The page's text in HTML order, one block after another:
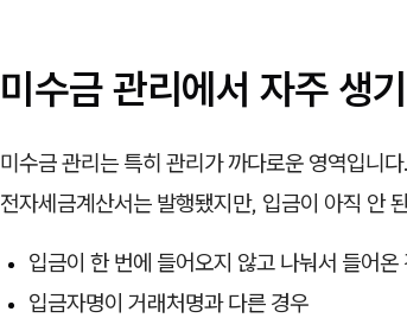
미수금 관리에서 자주 생
미수금 관리는 특히 관리가 까다로운 영역입니다.
전자세금계산서는 발행됐지만, 입금이 아직 안
입금이 한 번에 들어오지 않고 나눠서 들어온
입금자명이 거래처명과 다른 경우